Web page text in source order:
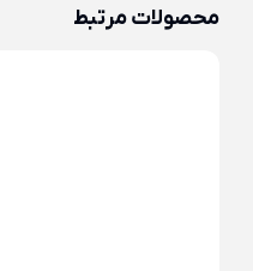
محصولات مرتبط